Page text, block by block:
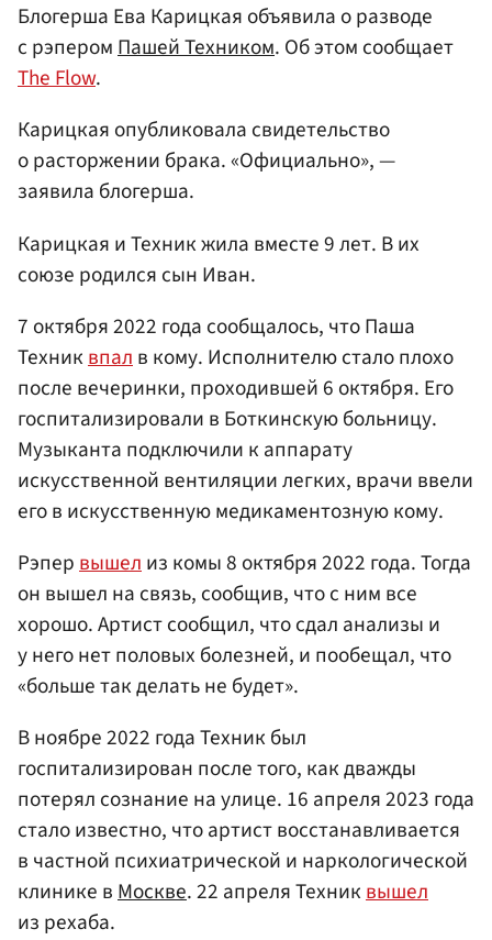
Блогерша Ева Карицкая объявила о разводе
с рэперомПашей Техником. Об этом сообщает
The Flow.
Карицкая опубликовала свидетельство
о расторжении брака. «Официально», —
заявила блогерша.
Карицкая и Техник жила вместе 9 лет. В их
союзе родился сын Иван.
7 октября 2022 года сообщалось, что Паша
Техниквпалв кому. Исполнителю стало плохо
после вечеринки, проходившей 6 октября. Его
госпитализировали в Боткинскую больницу.
Музыканта подключили к аппарату
искусственной вентиляции легких, врачи ввели
его в искусственную медикаментозную кому.
Рэпервышелиз комы 8 октября 2022 года. Тогда
он вышел на связь, сообщив, что с ним все
хорошо. Артист сообщил, что сдал анализы и
у него нет половых болезней, и пообещал, что
«больше так делать не будет».
В ноябре 2022 года Техник был
госпитализирован после того, как дважды
потерял сознание на улице. 16 апреля 2023 года
стало известно, что артист восстанавливается
в частной психиатрической и наркологической
клинике вМоскве. 22 апреля Техниквышел
из рехаба.